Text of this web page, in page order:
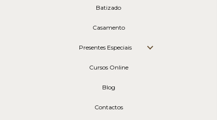
Batizado
Casamento
Presentes Especiais
Cursos Online
Blog
Contactos